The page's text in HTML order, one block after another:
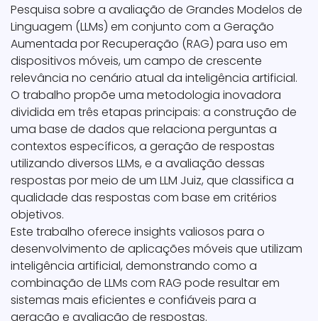
Pesquisa sobre a avaliação de Grandes Modelos de
Linguagem (LLMs) em conjunto com a Geração
Aumentada por Recuperação (RAG) para uso em
dispositivos móveis, um campo de crescente
relevância no cenário atual da inteligência artificial.
O trabalho propõe uma metodologia inovadora
dividida em três etapas principais: a construção de
uma base de dados que relaciona perguntas a
contextos específicos, a geração de respostas
utilizando diversos LLMs, e a avaliação dessas
respostas por meio de um LLM Juiz, que classifica a
qualidade das respostas com base em critérios
objetivos.
Este trabalho oferece insights valiosos para o
desenvolvimento de aplicações móveis que utilizam
inteligência artificial, demonstrando como a
combinação de LLMs com RAG pode resultar em
sistemas mais eficientes e confiáveis para a
geração e avaliação de respostas.